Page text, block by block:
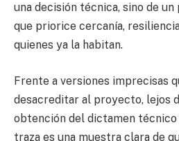
una decisión técnica, sino de
que priorice cercanía,
quienes ya la habitan.
Frente a versiones imprecisas
desacreditar al proyecto, lejos
obtención del dictamen
traza es una muestra clara de